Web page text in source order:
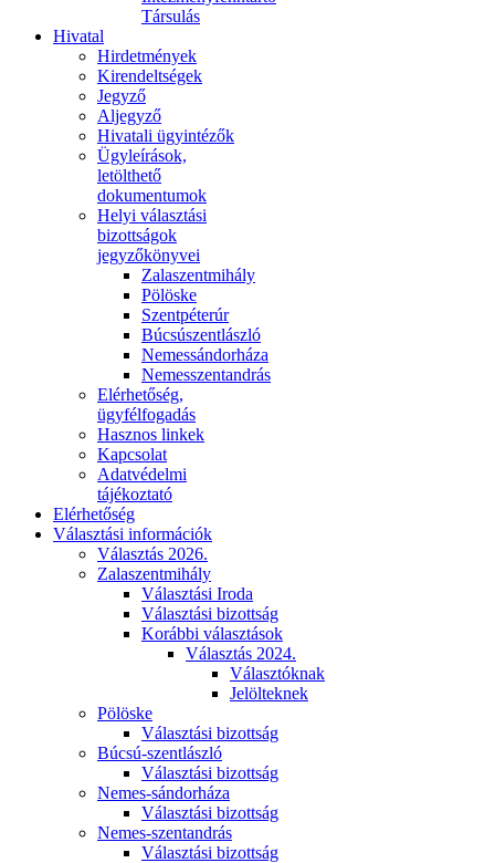
Társulás
Hivatal
Hirdetmények
Kirendeltségek
Jegyző
Aljegyző
Hivatali ügyintézők
Ügyleírások,
letölthető
dokumentumok
Helyi választási
bizottságok
jegyzőkönyvei
Zalaszentmihály
Pölöske
Szentpéterúr
Búcsúszentlászló
Nemessándorháza
Nemesszentandrás
Elérhetőség,
ügyfélfogadás
Hasznos linkek
Kapcsolat
Adatvédelmi
tájékoztató
Elérhetőség
Választási információk
Választás 2026.
Zalaszentmihály
Választási Iroda
Választási bizottság
Korábbi választások
Választás 2024.
Választóknak
Jelölteknek
Pölöske
Választási bizottság
Búcsú-szentlászló
Választási bizottság
Nemes-sándorháza
Választási bizottság
Nemes-szentandrás
Választási bizottság